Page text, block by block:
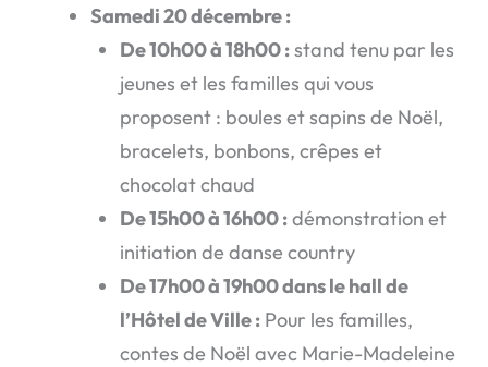
Samedi 20 décembre :
De 10h00 à 18h00 :stand tenu par les
jeunes et les familles qui vous
proposent : boules et sapins de Noël,
bracelets, bonbons, crêpes et
chocolat chaud
De 15h00 à 16h00 :démonstration et
initiation de danse country
De 17h00 à 19h00 dans le hall de
l’Hôtel de Ville : Pour les familles,
contes de Noël avec Marie-Madeleine